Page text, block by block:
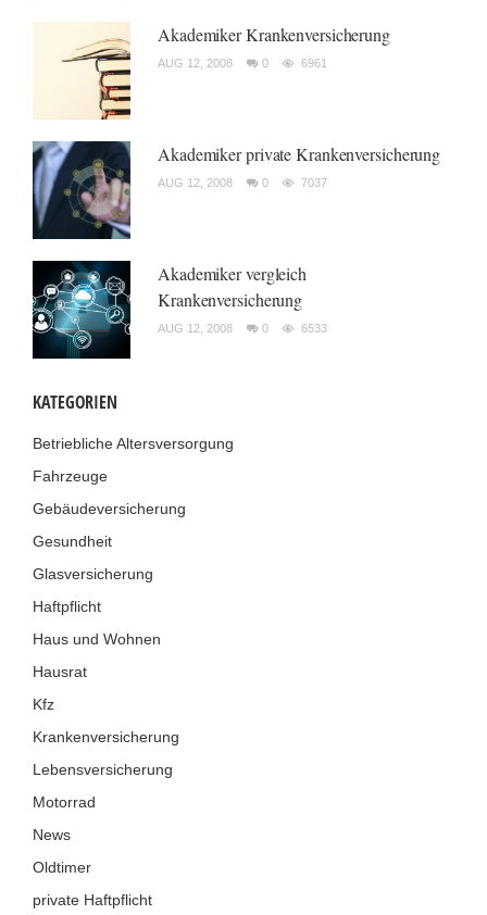
Akademiker Krankenversicherung
AUG 12, 2008 0 6961
Akademiker private Krankenversicherung
AUG 12, 2008 0 7037
Akademiker vergleich
Krankenversicherung
AUG 12, 2008 0 6533
KATEGORIEN
Betriebliche Altersversorgung
Fahrzeuge
Gebäudeversicherung
Gesundheit
Glasversicherung
Haftpflicht
Haus und Wohnen
Hausrat
Kfz
Krankenversicherung
Lebensversicherung
Motorrad
News
Oldtimer
private Haftpflicht